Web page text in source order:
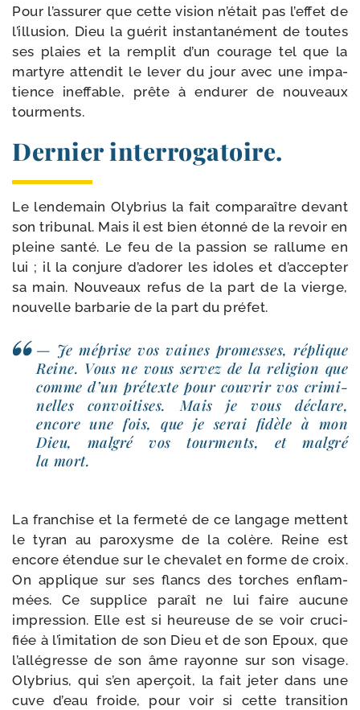
Pour l’assurer que cette vision n’était pas l’effet de
l’illusion, Dieu la gué­rit ins­tan­ta­né­ment de toutes
ses plaies et la rem­plit d’un cou­rage tel que la
mar­tyre atten­dit le lever du jour avec une impa­
tience inef­fable, prête à endu­rer de nou­veaux
tourments.
Dernier interrogatoire.
Le len­de­main Olybrius la fait com­pa­raître devant
son tri­bu­nal. Mais il est bien éton­né de la revoir en
pleine san­té. Le feu de la pas­sion se ral­lume en
lui ; il la conjure d’adorer les idoles et d’ac­cepter
sa main. Nouveaux refus de la part de la vierge,
nou­velle bar­ba­rie de la part du préfet.
— Je méprise vos vaines pro­messes, réplique
Reine. Vous ne vous ser­vez de la reli­gion que
comme d’un pré­texte pour cou­vrir vos cri­mi­
nelles convoi­tises. Mais je vous déclare,
encore une fois, que je serai fidèle à mon
Dieu, mal­gré vos tour­ments, et mal­gré
la mort.
La fran­chise et la fer­me­té de ce lan­gage mettent
le tyran au paroxysme de la colère. Reine est
encore éten­due sur le che­va­let en forme de croix.
On applique sur ses flancs des torches enflam­
mées. Ce sup­plice paraît ne lui faire aucune
impres­sion. Elle est si heu­reuse de se voir cru­ci­
fiée à l’imitation de son Dieu et de son Epoux, que
l’allégresse de son âme rayonne sur son visage.
Oly­brius, qui s’en aper­çoit, la fait jeter dans une
cuve d’eau froide, pour voir si cette tran­si­tion